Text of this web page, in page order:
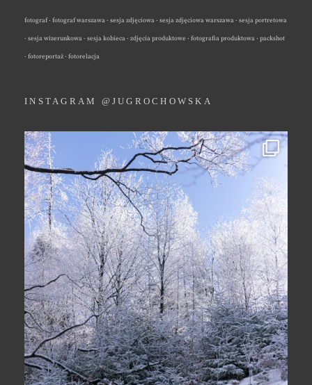
fotograf · fotograf warszawa · sesja zdjęciowa · sesja zdjęciowa warszawa · sesja portretowa
· sesja wizerunkowa · sesja kobieca · zdjęcia produktowe · fotografia produktowa · packshot
· fotoreportaż · fotorelacja
INSTAGRAM @JUGROCHOWSKA